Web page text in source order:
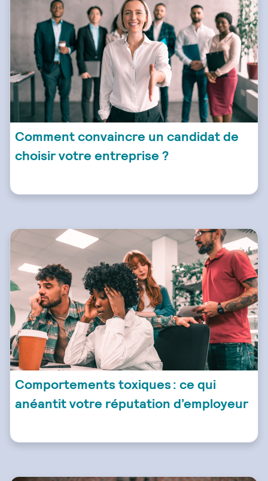
Comment convaincre un candidat de
choisir votre entreprise ?
Comportements toxiques : ce qui
anéantit votre réputation d’employeur